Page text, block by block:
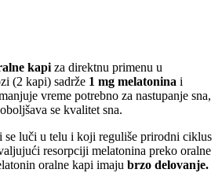
kapi za direktnu primenu u
(2 kapi) sadrže 1 mg melatonina i
vreme potrebno za nastupanje sna,
se kvalitet sna.
luči u telu i koji reguliše prirodni ciklus
resorpciji melatonina preko oralne
oralne kapi imaju brzo delovanje.